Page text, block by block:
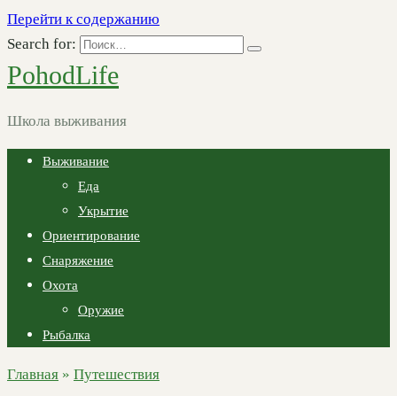
Перейти к содержанию
Search for:
PohodLife
Школа выживания
Выживание
Еда
Укрытие
Ориентирование
Снаряжение
Охота
Оружие
Рыбалка
Главная » Путешествия